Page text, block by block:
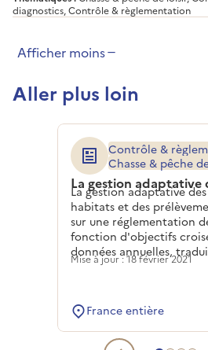
diagnostics, Contrôle & règlementation
Afficher moins
Aller plus loin
La gestion adaptative
Contrôle &
Chasse & pêche
La gestion adaptative des
habitats et des
sur une réglementation
fonction d'objectifs
données annuelles,
modèles mathématiques.
Mise à jour : 18 février 2021
France entière